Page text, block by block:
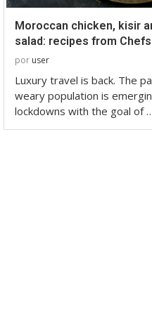
Moroccan chicken, kisir
salad: recipes from Chefs
por user
Luxury travel is back. The
weary population is
lockdowns with the goal of